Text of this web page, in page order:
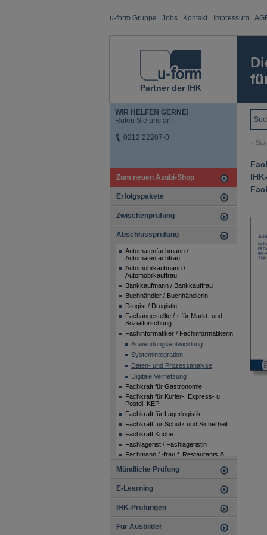
u-form Gruppe Jobs Kontakt Impressum
Partner der IHK
WIR HELFEN GERNE!
Rufen Sie uns an!
0212 22207-0
Zum neuen Azubi-Shop
Erfolgspakete
Zwischenprüfung
Abschlussprüfung
Automatenfachmann /
Automatenfachfrau
Automobilkaufmann /
Automobilkauffrau
Bankkaufmann / Bankkauffrau
Buchhändler / Buchhändlerin
Drogist / Drogistin
Fachangestellte /-r für Markt- und
Sozialforschung
Fachinformatiker / Fachinformatikerin
Anwendungsentwicklung
Systemintegration
Daten- und Prozessanalyse
Digitale Vernetzung
Fachkraft für Gastronomie
Fachkraft für Kurier-, Express- u.
Postdl. KEP
Fachkraft für Lagerlogistik
Fachkraft für Schutz und Sicherheit
Fachkraft Küche
Fachlagerist / Fachlageristin
Fachmann / -frau f. Restaurants &
Veranstaltungsg.
Fachmann / Fachfrau für
Systemgastronomie
Fachpraktiker / -in für
Fachpraktiker / -in für
Büromanagement
Fachpraktiker / Fachpraktikerin im
Verkauf
Mündliche Prüfung
E-Learning
IHK-Prüfungen
Für Ausbilder
»